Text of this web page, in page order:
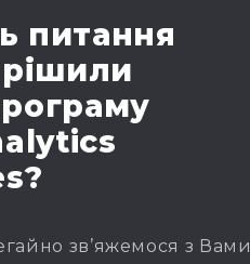
питання
зв’яжемося з Вами